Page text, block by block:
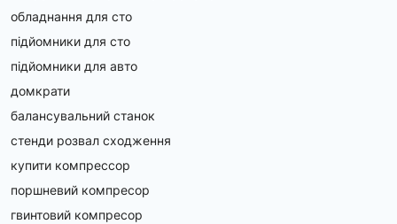
обладнання для сто
підйомники для сто
підйомники для авто
домкрати
балансувальний станок
стенди розвал сходження
купити компрессор
поршневий компресор
гвинтовий компресор